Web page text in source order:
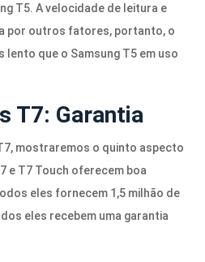
T5. A velocidade de leitura e
por outros fatores, portanto, o
lento que o Samsung T5 em uso
T7: Garantia
mostraremos o quinto aspecto
e T7 Touch oferecem boa
eles fornecem 1,5 milhão de
eles recebem uma garantia